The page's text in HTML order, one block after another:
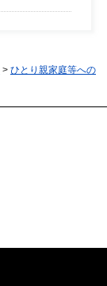
> ひとり親家庭等への